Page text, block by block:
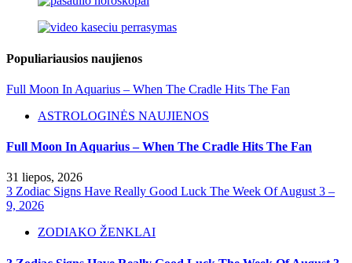
Populiariausios naujienos
Full Moon In Aquarius – When The Cradle Hits The Fan
ASTROLOGINĖS NAUJIENOS
Full Moon In Aquarius – When The Cradle Hits The Fan
31 liepos, 2026
3 Zodiac Signs Have Really Good Luck The Week Of August 3 –
9, 2026
ZODIAKO ŽENKLAI